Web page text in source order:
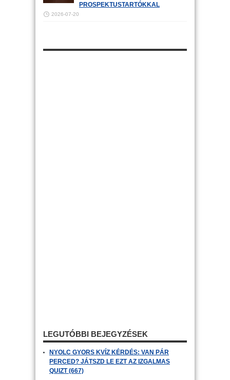
PROSPEKTUSTARTÓKKAL
2026-07-20
LEGUTÓBBI BEJEGYZÉSEK
NYOLC GYORS KVÍZ KÉRDÉS: VAN PÁR
PERCED? JÁTSZD LE EZT AZ IZGALMAS
QUIZT (667)